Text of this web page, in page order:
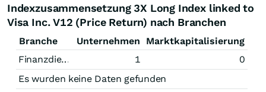
Indexzusammensetzung 3X Long Index linked to
Visa Inc. V12 (Price Return) nach Branchen
Branche Unternehmen
Marktkapitalisierung
Finanzdienstleistungen
1
0
Es wurden keine Daten gefunden